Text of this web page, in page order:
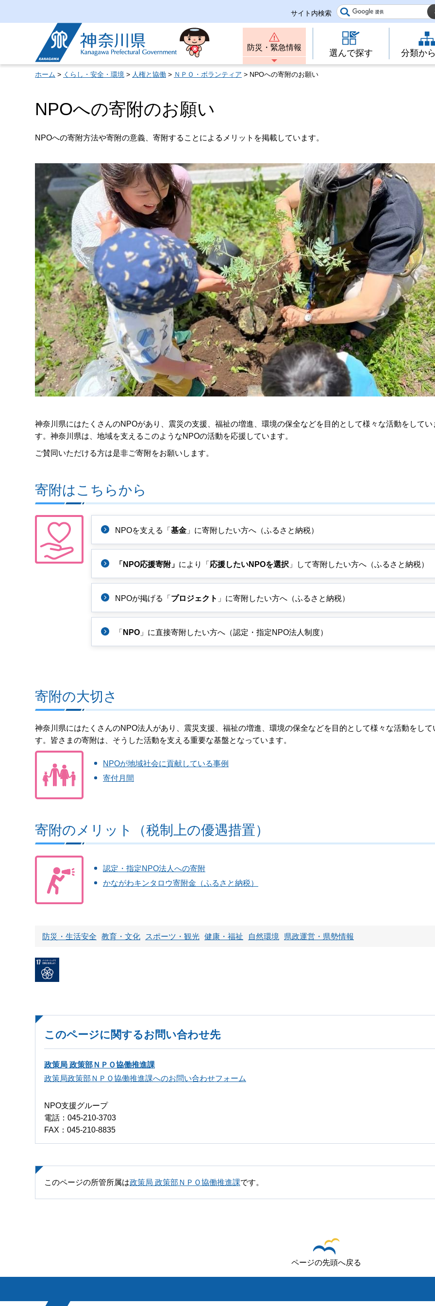
サイト内検索
神奈川県
防災・緊急情報
選んで探す 分類か
ホーム > くらし・安全・環境 > 人権と協働 > ＮＰＯ・ボランティア > NPOへの寄附のお願い
NPOへの寄附のお願い
NPOへの寄附方法や寄附の意義、寄附することによるメリットを掲載しています。
神奈川県にはたくさんのNPOがあり、震災の支援、福祉の増進、環境の保全などを目的として様々な活動をしてい
す。神奈川県は、地域を支えるこのようなNPOの活動を応援しています。
ご賛同いただける方は是非ご寄附をお願いします。
寄附はこちらから
NPOを支える「 基金 」に寄附したい方へ（ふるさと納税）
「NPO応援寄附」 により「 応援したいNPOを選択 」して寄附したい方へ（ふるさと納税）
NPOが掲げる「 プロジェクト 」に寄附したい方へ（ふるさと納税）
「 NPO 」に直接寄附したい方へ（認定・指定NPO法人制度）
寄附の大切さ
神奈川県にはたくさんのNPO法人があり、震災支援、福祉の増進、環境の保全などを目的として様々な活動をして
す。皆さまの寄附は、そうした活動を支える重要な基盤となっています。
NPOが地域社会に貢献している事例
寄付月間
寄附のメリット（税制上の優遇措置）
認定・指定NPO法人への寄附
かながわキンタロウ寄附金（ふるさと納税）
防災・生活安全 教育・文化 スポーツ・観光 健康・福祉 自然環境 県政運営・県勢情報
このページに関するお問い合わせ先
政策局 政策部ＮＰＯ協働推進課
政策局政策部ＮＰＯ協働推進課へのお問い合わせフォーム
NPO支援グループ
電話：045-210-3703
FAX：045-210-8835
このページの所管所属は政策局 政策部ＮＰＯ協働推進課です。
ページの先頭へ戻る